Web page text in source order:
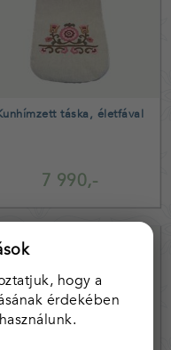
7 990,-
táska, életfával
hogy a
érdekében